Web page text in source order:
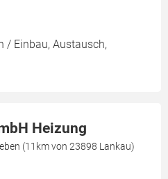
/ Einbau, Austausch,
Heizung
(11km von 23898 Lankau)